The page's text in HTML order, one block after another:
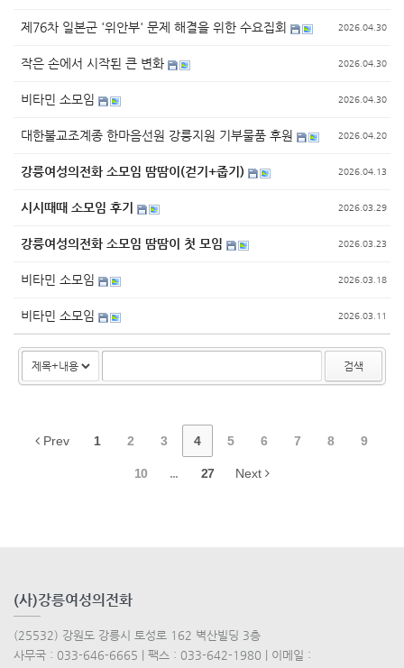
제76차 일본군 '위안부' 문제 해결을 위한 수요집회 2026.04.30
작은 손에서 시작된 큰 변화 2026.04.30
비타민 소모임 2026.04.30
대한불교조계종 한마음선원 강릉지원 기부물품 후원 2026.04.20
강릉여성의전화 소모임 땀땀이(걷기+줍기) 2026.04.13
시시때때 소모임 후기 2026.03.29
강릉여성의전화 소모임 땀땀이 첫 모임 2026.03.23
비타민 소모임 2026.03.18
비타민 소모임 2026.03.11
검색
Prev 1 2 3 4 5 6 7 8 9
10 ... 27 Next
(사)강릉여성의전화
(25532) 강원도 강릉시 토성로 162 벽산빌딩 3층
사무국 : 033-646-6665 | 팩스 : 033-642-1980 | 이메일 :